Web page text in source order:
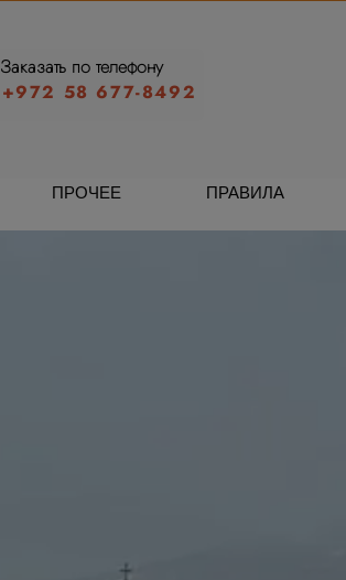
+972 58 677-8492
Заказать по телефону
ПРОЧЕЕ ПРАВИЛА